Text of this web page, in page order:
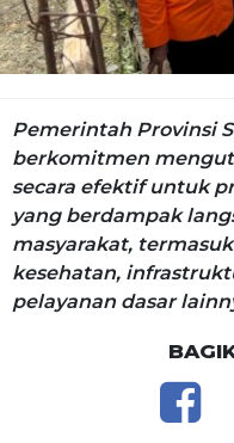
Pemerintah Provinsi
berkomitmen
secara efektif untuk
yang berdampak
masyarakat,
kesehatan,
pelayanan dasar